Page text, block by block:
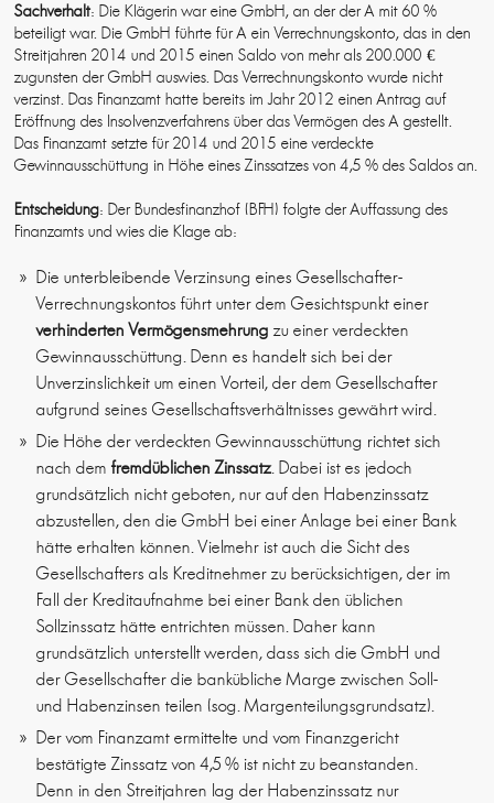
Sachverhalt: Die Klägerin war eine GmbH, an der der A mit 60 %
beteiligt war. Die GmbH führte für A ein Verrechnungskonto, das in den
Streitjahren 2014 und 2015 einen Saldo von mehr als 200.000 €
zugunsten der GmbH auswies. Das Verrechnungskonto wurde nicht
verzinst. Das Finanzamt hatte bereits im Jahr 2012 einen Antrag auf
Eröffnung des Insolvenzverfahrens über das Vermögen des A gestellt.
Das Finanzamt setzte für 2014 und 2015 eine verdeckte
Gewinnausschüttung in Höhe eines Zinssatzes von 4,5 % des Saldos an.
Entscheidung: Der Bundesfinanzhof (BFH) folgte der Auffassung des
Finanzamts und wies die Klage ab:
Die unterbleibende Verzinsung eines Gesellschafter-
Verrechnungskontos führt unter dem Gesichtspunkt einer
verhinderten Vermögensmehrung zu einer verdeckten
Gewinnausschüttung. Denn es handelt sich bei der
Unverzinslichkeit um einen Vorteil, der dem Gesellschafter
aufgrund seines Gesellschaftsverhältnisses gewährt wird.
Die Höhe der verdeckten Gewinnausschüttung richtet sich
nach demfremdüblichen Zinssatz. Dabei ist es jedoch
grundsätzlich nicht geboten, nur auf den Habenzinssatz
abzustellen, den die GmbH bei einer Anlage bei einer Bank
hätte erhalten können. Vielmehr ist auch die Sicht des
Gesellschafters als Kreditnehmer zu berücksichtigen, der im
Fall der Kreditaufnahme bei einer Bank den üblichen
Sollzinssatz hätte entrichten müssen. Daher kann
grundsätzlich unterstellt werden, dass sich die GmbH und
der Gesellschafter die bankübliche Marge zwischen Soll-
und Habenzinsen teilen (sog. Margenteilungsgrundsatz).
Der vom Finanzamt ermittelte und vom Finanzgericht
bestätigte Zinssatz von 4,5 % ist nicht zu beanstanden.
Denn in den Streitjahren lag der Habenzinssatz nur